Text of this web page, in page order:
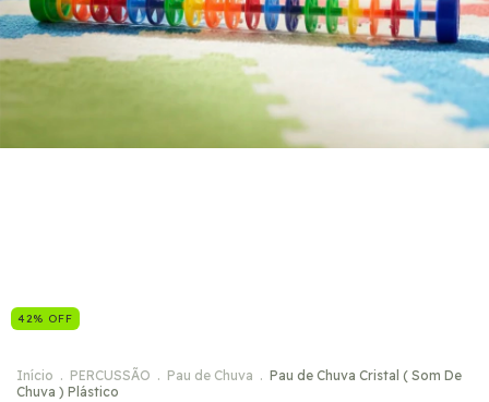
42% OFF
Início . PERCUSSÃO . Pau de Chuva . Pau de Chuva Cristal ( Som De
Chuva ) Plástico